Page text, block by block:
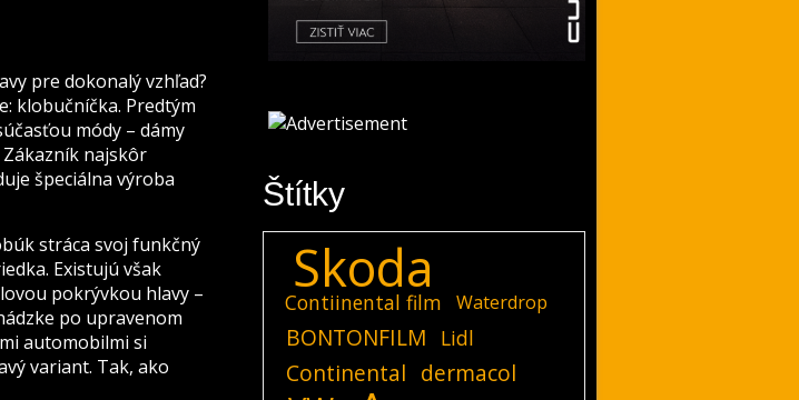
pre dokonalý vzhľad?
klobučníčka. Predtým
módy – dámy
Zákazník najskôr
špeciálna výroba
stráca svoj funkčný
Existujú však
pokrývkou hlavy –
po upravenom
automobilmi si
variant. Tak, ako
Štítky
Skoda
Contiinental film Waterdrop
BONTONFILM Lidl
Continental dermacol